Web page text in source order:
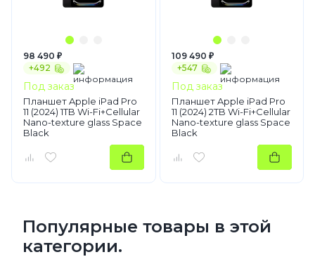
98 490 ₽
+492
Под заказ
Планшет Apple iPad Pro
11 (2024) 1TB Wi-Fi+Cellular
Nano-texture glass Space
Black
109 490 ₽
+547
Под заказ
Планшет Apple iPad Pro
11 (2024) 2TB Wi-Fi+Cellular
Nano-texture glass Space
Black
Популярные товары в этой
категории.